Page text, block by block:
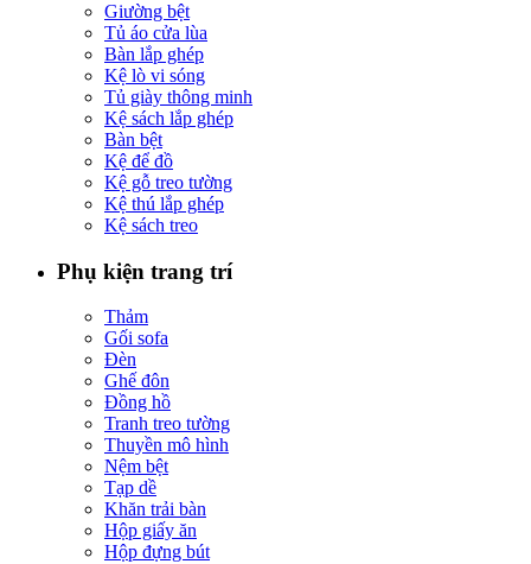
Giường bệt
Tủ áo cửa lùa
Bàn lắp ghép
Kệ lò vi sóng
Tủ giày thông minh
Kệ sách lắp ghép
Bàn bệt
Kệ để đồ
Kệ gỗ treo tường
Kệ thú lắp ghép
Kệ sách treo
Phụ kiện trang trí
Thảm
Gối sofa
Đèn
Ghế đôn
Đồng hồ
Tranh treo tường
Thuyền mô hình
Nệm bệt
Tạp dề
Khăn trải bàn
Hộp giấy ăn
Hộp đựng bút